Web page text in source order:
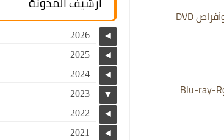
انسخ البيانات والأفلام والموسيقى والصور وملفات ISO وملفات الصور الأخرى على أقراص مضغوطة وأقراص DVD
جميع أنواع الأقراص مدعومة، بما في ذلك CD-R وCD-RW وDVD-R وDVD-RW وDVD+R وDVD+RW وBlu-ray-R
◄
2026
◄
2025
◄
2024
▼
2023
◄
2022
◄
2021